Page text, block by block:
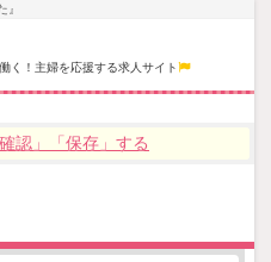
』
く！主婦を応援する求人サイト
認」「保存」する